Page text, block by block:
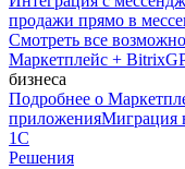
продажи прямо в
Смотреть все
Маркетплейс +
бизнеса
Подробнее о
приложенияМиграция
1С
Решения